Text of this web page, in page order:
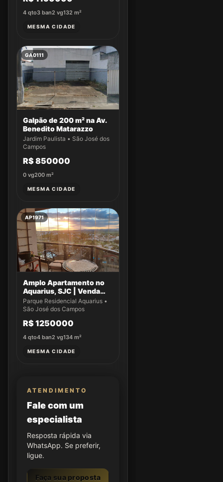
4 qto3 ban2 vg132 m²
MESMA CIDADE
GA0111
Galpão de 200 m² na Av.
Benedito Matarazzo
Jardim Paulista • São José dos
Campos
R$ 850000
0 vg200 m²
MESMA CIDADE
AP1971
Amplo Apartamento no
Aquarius, SJC | Venda
Exclusiva!
Parque Residencial Aquarius •
São José dos Campos
R$ 1250000
4 qto4 ban2 vg134 m²
MESMA CIDADE
ATENDIMENTO
Fale com um
especialista
Resposta rápida via
WhatsApp. Se preferir,
ligue.
Faça sua proposta